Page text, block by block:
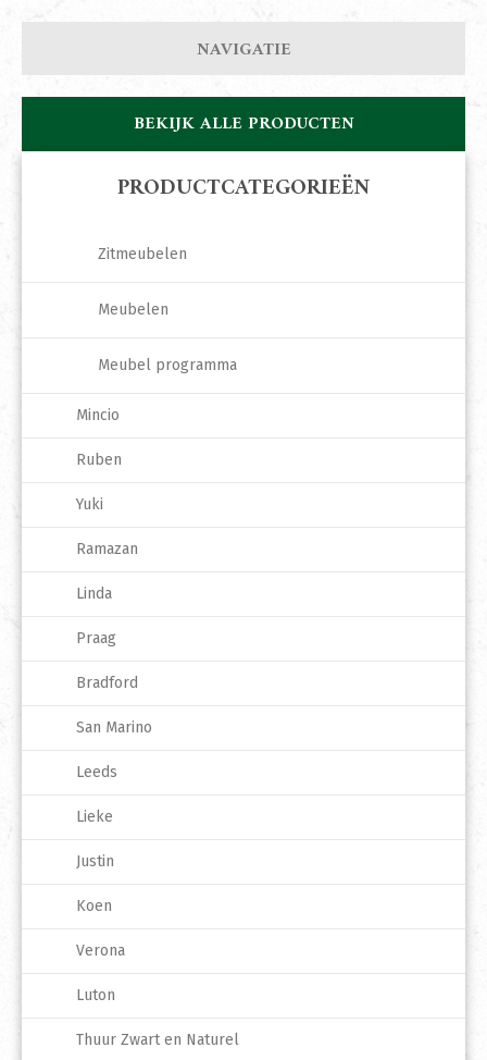
NAVIGATIE
BEKIJK ALLE PRODUCTEN
PRODUCTCATEGORIEËN
Zitmeubelen
Meubelen
Meubel programma
Mincio
Ruben
Yuki
Ramazan
Linda
Praag
Bradford
San Marino
Leeds
Lieke
Justin
Koen
Verona
Luton
Thuur Zwart en Naturel